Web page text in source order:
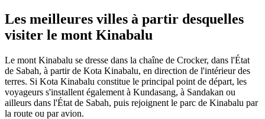
Les meilleures villes à partir desquelles
visiter le mont Kinabalu
Le mont Kinabalu se dresse dans la chaîne de Crocker, dans l'État
de Sabah, à partir de Kota Kinabalu, en direction de l'intérieur des
terres. Si Kota Kinabalu constitue le principal point de départ, les
voyageurs s'installent également à Kundasang, à Sandakan ou
ailleurs dans l'État de Sabah, puis rejoignent le parc de Kinabalu par
la route ou par avion.